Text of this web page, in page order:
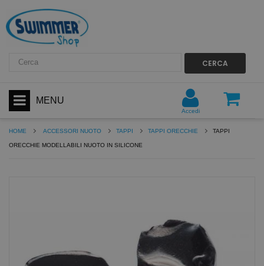
CERCA
MENU
Accedi
HOME ACCESSORI NUOTO TAPPI TAPPI ORECCHIE TAPPI
ORECCHIE MODELLABILI NUOTO IN SILICONE